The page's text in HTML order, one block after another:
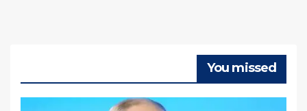
You missed